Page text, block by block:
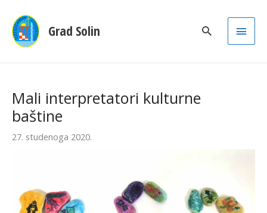
Grad Solin
Main
Mali interpretatori kulturne
baštine
27. studenoga 2020.